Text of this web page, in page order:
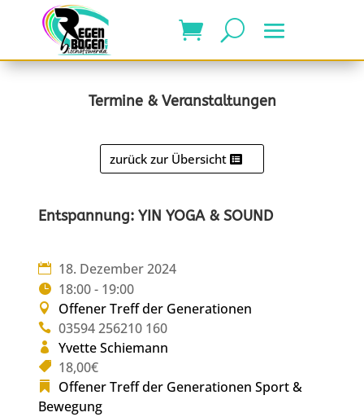
Termine & Veranstaltungen
zurück zur Übersicht
Entspannung: YIN YOGA & SOUND
18. Dezember 2024
18:00 - 19:00
Offener Treff der Generationen
03594 256210 160
Yvette Schiemann
18,00€
Offener Treff der Generationen Sport &
Bewegung